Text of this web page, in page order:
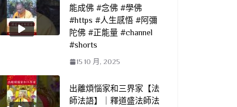
能成佛 #念佛 #學佛
#https #人生感悟 #阿彌
陀佛 #正能量 #channel
#shorts
15 10 月, 2025
出離煩惱家和三界家【法
師法語】｜釋道盛法師法